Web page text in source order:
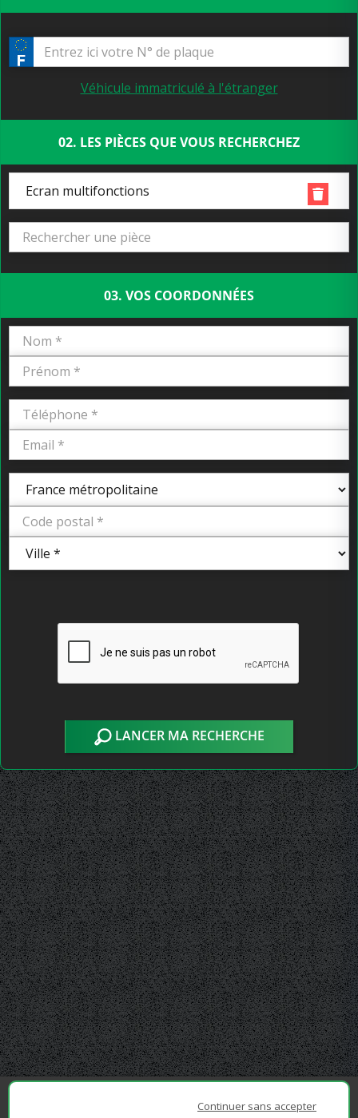
Véhicule immatriculé à l'étranger
02. LES PIÈCES QUE VOUS RECHERCHEZ
Ecran multifonctions
03. VOS COORDONNÉES
LANCER MA RECHERCHE
Continuer sans accepter